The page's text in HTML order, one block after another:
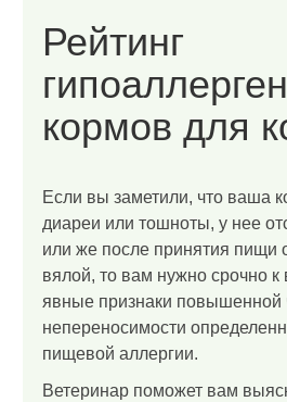
Рейтинг
кормов для
Если вы заметили, что ваша
диареи или тошноты, у нее
или же после принятия пищи
вялой, то вам нужно срочно к
явные признаки повышенной
непереносимости
пищевой аллергии.
Ветеринар поможет вам